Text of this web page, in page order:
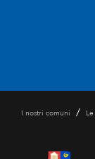
I nostri comuni /